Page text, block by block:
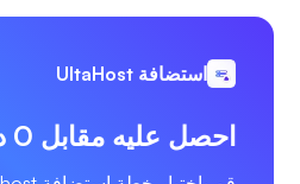
استضافة UltaHost
احصل عليه مقابل 0 دولار